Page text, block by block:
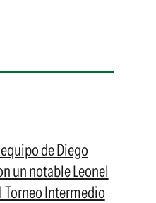
de Diego
un notable Leonel
Torneo Intermedio